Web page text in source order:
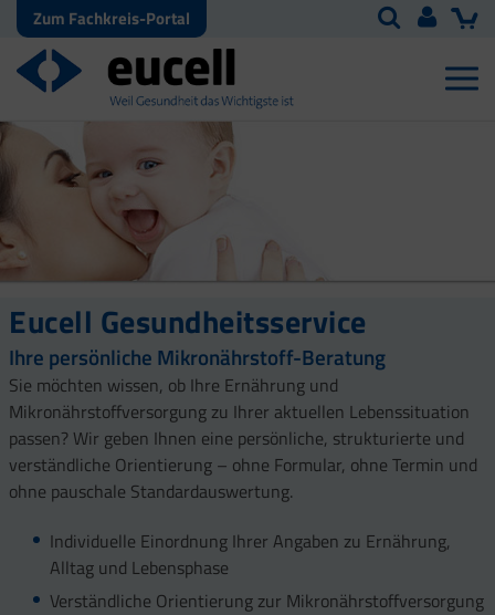
Zum Fachkreis-Portal
Eucell Gesundheitsservice
Ihre persönliche Mikronährstoff-Beratung
Sie möchten wissen, ob Ihre Ernährung und
Mikronährstoffversorgung zu Ihrer aktuellen Lebenssituation
passen? Wir geben Ihnen eine persönliche, strukturierte und
verständliche Orientierung – ohne Formular, ohne Termin und
ohne pauschale Standardauswertung.
Individuelle Einordnung Ihrer Angaben zu Ernährung,
Alltag und Lebensphase
Verständliche Orientierung zur Mikronährstoffversorgung